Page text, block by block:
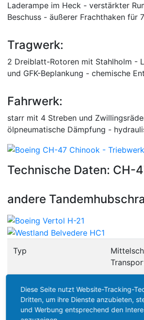
Laderampe im Heck - verstärkter
Beschuss - äußerer Frachthaken für
Tragwerk:
2 Dreiblatt-Rotoren mit Stahlholm -
und GFK-Beplankung - chemische
Fahrwerk:
starr mit 4 Streben und
ölpneumatische Dämpfung -
Technische Daten: CH-
andere
Typ
Besatzung 2 bis 3
Gesamtlänge 30,18 m
Diese Seite nutzt Website-Tracking-
Dritten, um ihre Dienste anzubieten,
und Werbung entsprechend den